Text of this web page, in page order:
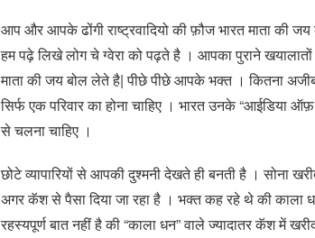
आप और आपके ढोंगी राष्ट्रवादियो की फ़ौज भारत माता की
हम पढ़े लिखे लोग चे ग्वेरा को पढ़ते है । आपका पुराने
माता की जय बोल लेते है| पीछे पीछे आपके भक्त । कितना
सिर्फ एक परिवार का होना चाहिए । भारत उनके “आईडिया
से चलना चाहिए ।
छोटे व्यापारियों से आपकी दुश्मनी देखते ही बनती है । सोना
अगर कॅश से पैसा दिया जा रहा है । भक्त कह रहे थे की काला
रहस्यपूर्ण बात नहीं है की “काला धन” वाले ज्यादातर कॅश में